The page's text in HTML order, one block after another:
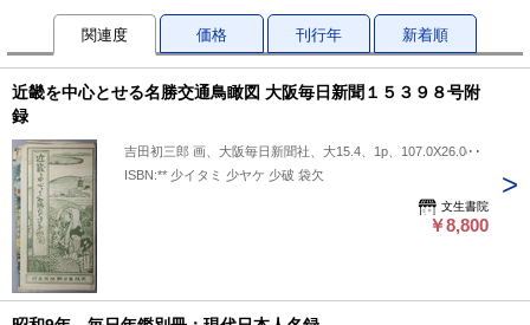
関連度 価格 刊行年 新着順
近畿を中心とせる名勝交通鳥瞰図 大阪毎日新聞１５３９８号附
録
吉田初三郎 画、大阪毎日新聞社、大15.4、1p、107.0X26.0cm
ISBN:** 少イタミ 少ヤケ 少破 袋欠
文生書院
￥8,800